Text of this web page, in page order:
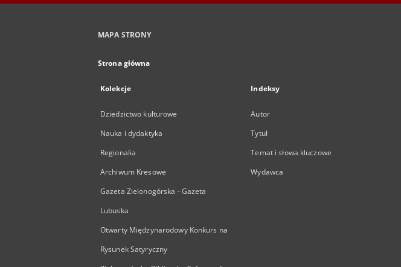
MAPA STRONY
Strona główna
Kolekcje
Dziedzictwo kulturowe
Nauka i dydaktyka
Regionalia
Archiwum Kresowe
Gazeta Zielonogórska - Gazeta
Lubuska
Otwarty Międzynarodowy Konkurs na
Rysunek Satyryczny
Indeksy
Autor
Tytuł
Temat i słowa kluczowe
Wydawca